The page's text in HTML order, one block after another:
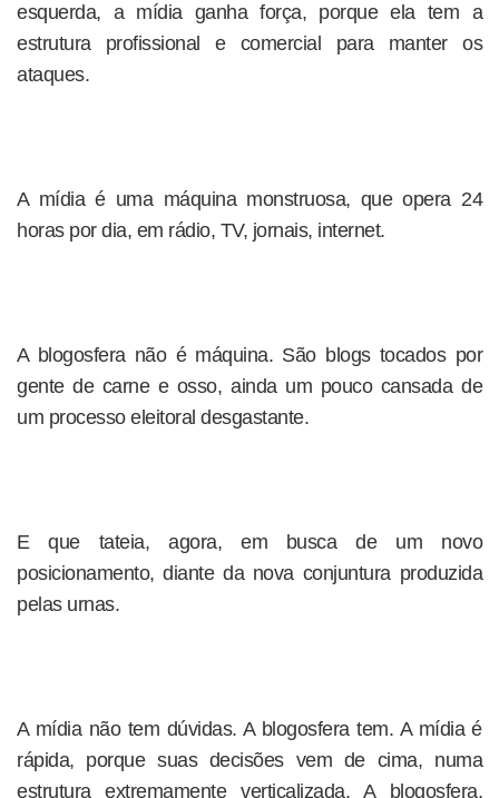
esquerda, a mídia ganha força, porque ela tem a
estrutura profissional e comercial para manter os
ataques.
A mídia é uma máquina monstruosa, que opera 24
horas por dia, em rádio, TV, jornais, internet.
A blogosfera não é máquina. São blogs tocados por
gente de carne e osso, ainda um pouco cansada de
um processo eleitoral desgastante.
E que tateia, agora, em busca de um novo
posicionamento, diante da nova conjuntura produzida
pelas urnas.
A mídia não tem dúvidas. A blogosfera tem. A mídia é
rápida, porque suas decisões vem de cima, numa
estrutura extremamente verticalizada. A blogosfera,